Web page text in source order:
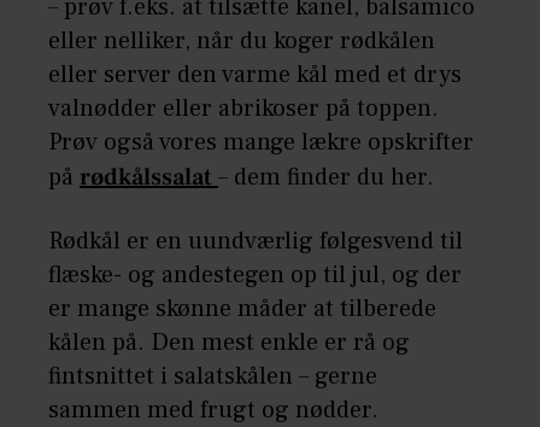
– prøv f.eks. at tilsætte kanel, balsamico
eller nelliker, når du koger rødkålen
eller server den varme kål med et drys
valnødder eller abrikoser på toppen.
Prøv også vores mange lækre opskrifter
på rødkålssalat – dem finder du her.
Rødkål er en uundværlig følgesvend til
flæske- og andestegen op til jul, og der
er mange skønne måder at tilberede
kålen på. Den mest enkle er rå og
fintsnittet i salatskålen – gerne
sammen med frugt og nødder.